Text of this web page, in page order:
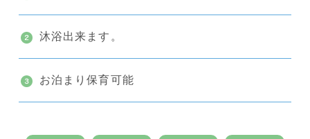
沐浴出来ます。
お泊まり保育可能